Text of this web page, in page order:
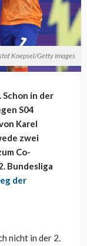
Koepsel/Getty Images
in der
S04
Karel
zwei
Co-
Bundesliga
der
nicht in der 2.